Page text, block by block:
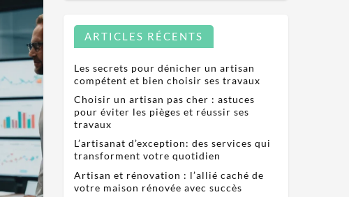
ARTICLES RÉCENTS
Les secrets pour dénicher un artisan
compétent et bien choisir ses travaux
Choisir un artisan pas cher : astuces
pour éviter les pièges et réussir ses
travaux
L’artisanat d’exception: des services qui
transforment votre quotidien
Artisan et rénovation : l’allié caché de
votre maison rénovée avec succès